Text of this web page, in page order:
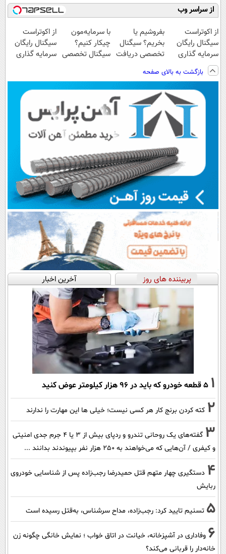
از سراسر وب
از اکوتراست
سیگنال رایگان
سرمایه گذاری
بگیر «اشتراک
رایگان»
بفروشیم یا
بخریم؟ سیگنال
تخصصی دریافت
رایگان )
با سرمایه‌مون
چیکار کنیم؟
سیگنال تخصصی
از اکوتراست
سیگنال رایگان
سرمایه گذاری
بازگشت به بالای صفحه
پربیننده های روز آخرین اخبار
1 ۵ قطعه خودرو که باید در ۹۶ هزار کیلومتر عوض کنید
2 کته کردن برنج کار هر کسی نیست؛ خیلی ها این مهارت را ندارند
3
گفته‌های یک روحانی تندرو و ردپای بیش از ۳ یا ۴ جرم جدی امنیتی
و کیفری / آن‌هایی که می‌خواهند به ۲۵۰ هزار نفر بپیوندند بدانند ...
4 دستگیری چهار متهم قتل حمیدرضا رجب‌زاده پس از شناسایی خودروی
ربایش
5 تسنیم تایید کرد: رجب‌زاده، مداح سرشناس، به‌قتل رسیده است
6 وفاداری در آشپزخانه، خیانت در اتاق خواب ؛ نمایش خانگی چگونه زن
خانه‌دار را قربانی می‌کند؟